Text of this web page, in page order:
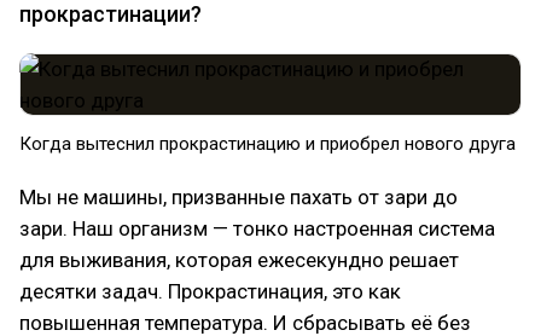
прокрастинации?
Когда вытеснил прокрастинацию и приобрел нового друга
Мы не машины, призванные пахать от зари до
зари. Наш организм — тонко настроенная система
для выживания, которая ежесекундно решает
десятки задач. Прокрастинация, это как
повышенная температура. И сбрасывать её без